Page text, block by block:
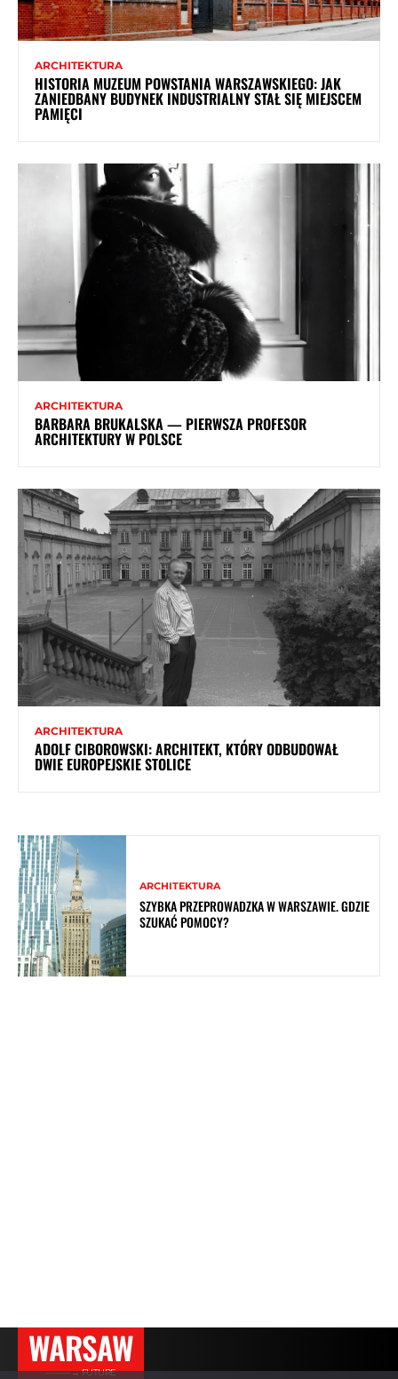
ARCHITEKTURA
HISTORIA MUZEUM POWSTANIA WARSZAWSKIEGO: JAK
ZANIEDBANY BUDYNEK INDUSTRIALNY STAŁ SIĘ MIEJSCEM
PAMIĘCI
ARCHITEKTURA
BARBARA BRUKALSKA — PIERWSZA PROFESOR
ARCHITEKTURY W POLSCE
ARCHITEKTURA
ADOLF CIBOROWSKI: ARCHITEKT, KTÓRY ODBUDOWAŁ
DWIE EUROPEJSKIE STOLICE
ARCHITEKTURA
SZYBKA PRZEPROWADZKA W WARSZAWIE. GDZIE
SZUKAĆ POMOCY?
WARSAW
———→ FUTURE